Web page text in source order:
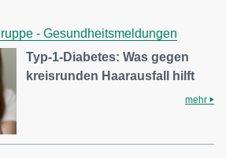
- Gesundheitsmeldungen
Typ-1-Diabetes: Was gegen
kreisrunden Haarausfall hilft
mehr